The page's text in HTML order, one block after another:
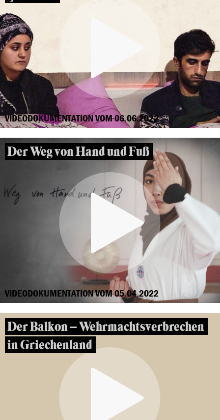
VIDEODOKUMENTATION VOM 06.06.2022
Der Weg von Hand und Fuß
VIDEODOKUMENTATION VOM 05.04.2022
Der Balkon – Wehrmachtsverbrechen
in Griechenland